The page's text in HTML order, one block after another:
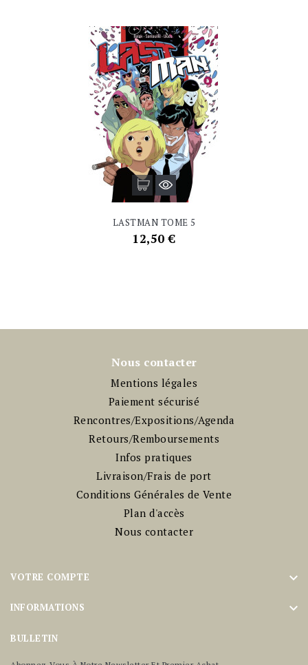
LASTMAN TOME 5
Prix
12,50 €
Nous contacter
Mentions légales
Paiement sécurisé
Rencontres/Expositions/Agenda
Retours/Remboursements
Infos pratiques
Livraison/Frais de port
Conditions Générales de Vente
Plan d'accès
Nous contacter
VOTRE COMPTE 
INFORMATIONS 
BULLETIN